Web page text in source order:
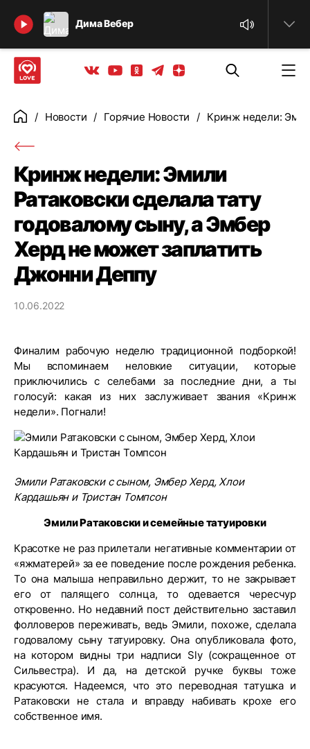
Дима Вебер
Найти
Вконтакте
YoutubeОдноклассники
ТелеграмЯндекс дзен
ГлавнаяНовости Горячие Новости Кринж недели:
Кринж недели: Эмили
Ратаковски сделала тату
годовалому сыну, а Эмбер
Херд не может заплатить
Джонни Деппу
10.06.2022
Финалим рабочую неделю традиционной подборкой!
Мы вспоминаем неловкие ситуации, которые
приключились с селебами за последние дни, а ты
голосуй: какая из них заслуживает звания «Кринж
недели». Погнали!
Эмили Ратаковски с сыном, Эмбер Херд, Хлои
Кардашьян и Тристан Томпсон
Эмили Ратаковски и семейные татуировки
Красотке не раз прилетали негативные комментарии от
«яжматерей» за ее поведение после рождения ребенка.
То она малыша неправильно держит, то не закрывает
его от палящего солнца, то одевается чересчур
откровенно. Но недавний пост действительно заставил
фолловеров переживать, ведь Эмили, похоже, сделала
годовалому сыну татуировку. Она опубликовала фото,
на котором видны три надписи Sly (сокращенное от
Сильвестра). И да, на детской ручке буквы тоже
красуются. Надеемся, что это переводная татушка и
Ратаковски не стала и вправду набивать крохе его
собственное имя.